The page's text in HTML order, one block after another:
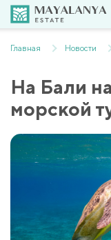
Главная Новости
На Бали
морской